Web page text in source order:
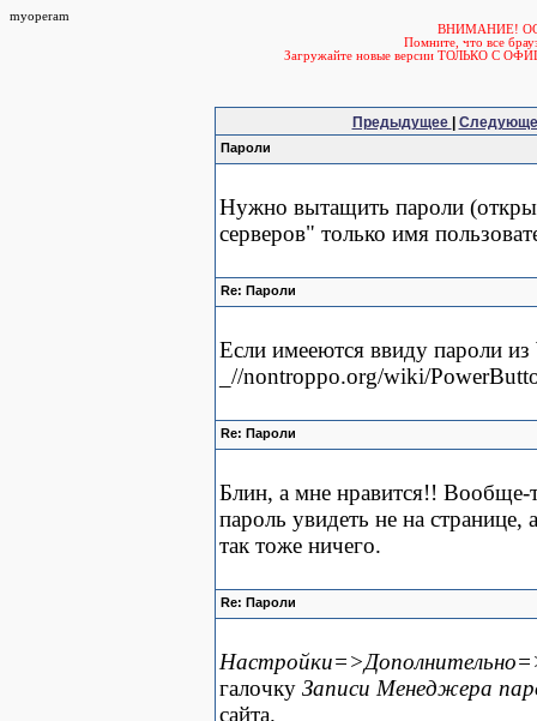
myoperam
ВНИМАНИЕ!
Помните, что все
Загружайте новые версии ТОЛЬКО С
Предыдущее
Пароли
Нужно вытащить пароли
серверов" только имя
Re: Пароли
Если имееются ввиду пароли из
_//nontroppo.org/wiki/
Re: Пароли
Блин, а мне нравится!!
пароль увидеть не на странице,
так тоже ничего.
Re: Пароли
галочку Записи Менеджера
сайта.